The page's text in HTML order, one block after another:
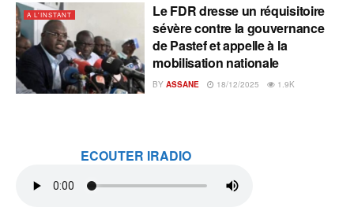
A L'INSTANT
Le FDR dresse un réquisitoire
sévère contre la gouvernance
de Pastef et appelle à la
mobilisation nationale
BY ASSANE 18/12/2025 1.9K
ECOUTER IRADIO